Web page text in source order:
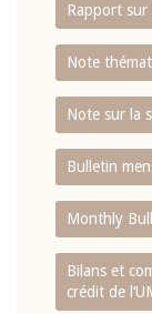
Rapport
Note
Note sur la
Bulletin
Monthly
Bilans et
crédit de